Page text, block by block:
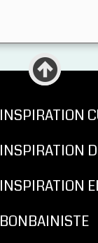
INSPIRATION
INSPIRATION
INSPIRATION
BONBAINISTE